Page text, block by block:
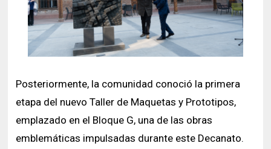
Posteriormente, la comunidad conoció la primera
etapa del nuevo Taller de Maquetas y Prototipos,
emplazado en el Bloque G, una de las obras
emblemáticas impulsadas durante este Decanato.